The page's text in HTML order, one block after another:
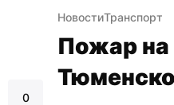
0
НовостиТранспорт
Пожар